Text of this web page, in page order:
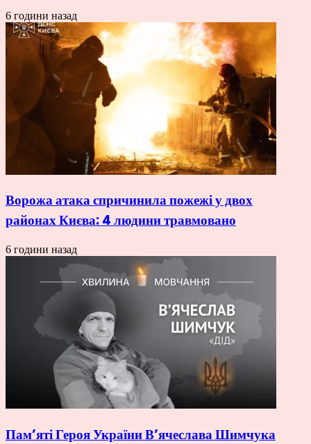
6 години назад
Ворожа атака спричинила пожежі у двох
районах Києва: 4 людини травмовано
6 години назад
Пам’яті Героя України В’ячеслава Шимчука